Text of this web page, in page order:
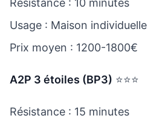
Résistance : 10 minutes
Usage : Maison individuelle
Prix moyen : 1200-1800€
A2P 3 étoiles (BP3) ⭐⭐⭐
Résistance : 15 minutes